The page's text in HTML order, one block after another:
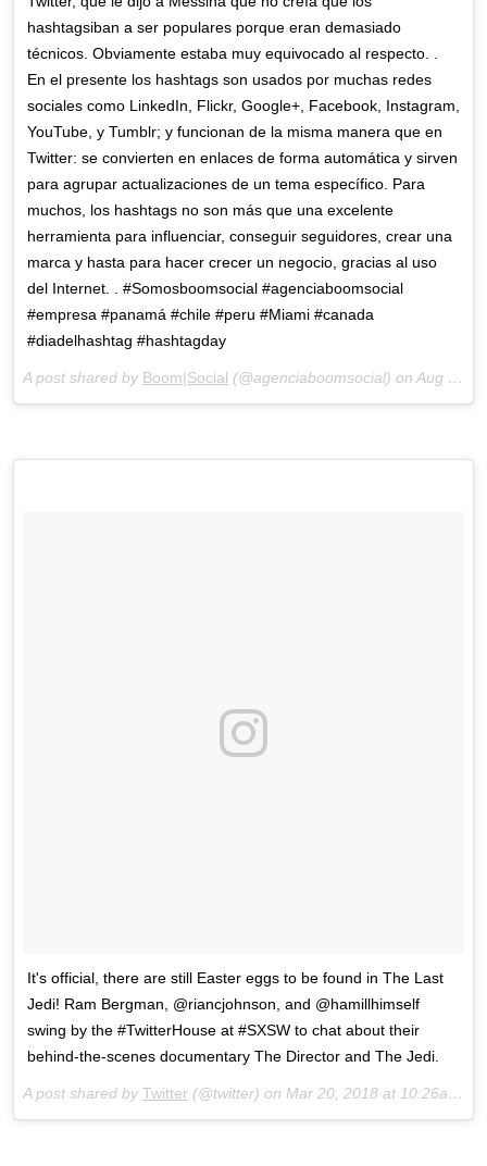
hashtagsiban a ser populares porque eran demasiado
técnicos. Obviamente estaba muy equivocado al respecto. .
En el presente los hashtags son usados por muchas redes
sociales como LinkedIn, Flickr, Google+, Facebook, Instagram,
YouTube, y Tumblr; y funcionan de la misma manera que en
Twitter: se convierten en enlaces de forma automática y sirven
para agrupar actualizaciones de un tema específico. Para
muchos, los hashtags no son más que una excelente
herramienta para influenciar, conseguir seguidores, crear una
marca y hasta para hacer crecer un negocio, gracias al uso
del Internet. . #Somosboomsocial #agenciaboomsocial
#empresa #panamá #chile #peru #Miami #canada
#diadelhashtag #hashtagday
A post shared by Boom|Social (@agenciaboomsocial) on Aug 23, 2018 at 10:49am PDT
It's official, there are still Easter eggs to be found in The Last
Jedi! Ram Bergman, @riancjohnson, and @hamillhimself
swing by the #TwitterHouse at #SXSW to chat about their
behind-the-scenes documentary The Director and The Jedi.
A post shared by Twitter (@twitter) on Mar 20, 2018 at 10:26am PDT